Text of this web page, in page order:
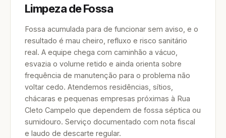
Limpeza de Fossa
Fossa acumulada para de funcionar sem aviso, e o
resultado é mau cheiro, refluxo e risco sanitário
real. A equipe chega com caminhão a vácuo,
esvazia o volume retido e ainda orienta sobre
frequência de manutenção para o problema não
voltar cedo. Atendemos residências, sítios,
chácaras e pequenas empresas próximas à Rua
Cleto Campelo que dependem de fossa séptica ou
sumidouro. Serviço documentado com nota fiscal
e laudo de descarte regular.